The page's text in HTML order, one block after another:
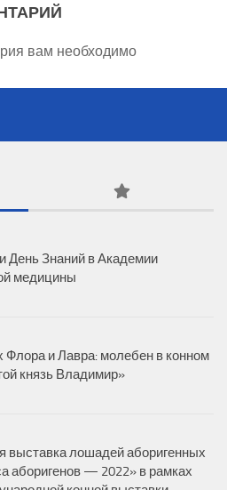
вам необходимо
День Знаний в Академии
медицины
Флора и Лавра: молебен в конном
князь Владимир»
выставка лошадей аборигенных
аборигенов — 2022» в рамках